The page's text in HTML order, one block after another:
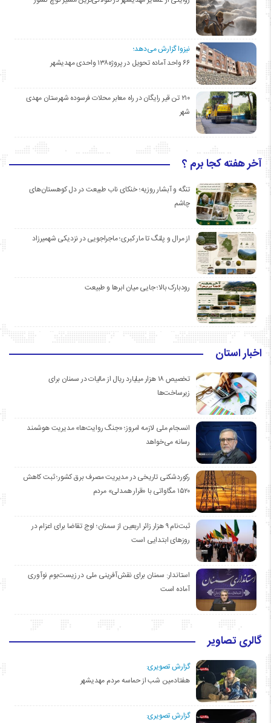
نیزوا گزارش می‌دهد؛
۶۶ واحد آماده تحویل در پروژه۱۳۸ واحدی مهدیشهر
۲۱۰ تن قیر رایگان در راه معابر محلات فرسوده شهرستان مهدی
شهر
آخر هفته کجا برم ؟
تنگه و آبشار روزیه؛ خنکای ناب طبیعت در دل کوهستان‌های
چاشم
از مرال و پلنگ تا مار کبری؛ ماجراجویی در نزدیکی شهمیرزاد
رودبارک بالا؛ جایی میان ابرها و طبیعت
اخبار استان
تخصیص ۱۸ هزار میلیارد ریال از مالیات در سمنان برای
زیرساخت‌ها
انسجام ملی لازمه امروز؛ «جنگ روایت‌ها» مدیریت هوشمند
رسانه می‌خواهد
رکوردشکنی تاریخی در مدیریت مصرف برق کشور؛ ثبت کاهش
۱۵۲۰ مگاواتی با «قرار همدلی» مردم
ثبت‌نام ۹ هزار زائر اربعین از سمنان؛ اوج تقاضا برای اعزام در
روزهای ابتدایی است
استاندار: سمنان برای نقش‌آفرینی ملی در زیست‌بوم نوآوری
آماده است
گالری تصاویر
گزارش تصویری:
هفتادمین شب از حماسه مردم مهدیشهر
گزارش تصویری: